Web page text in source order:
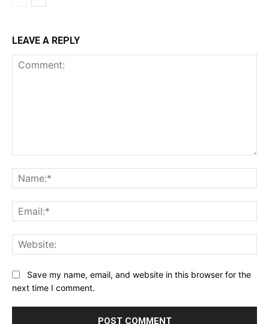
LEAVE A REPLY
Save my name, email, and website in this browser for the
next time I comment.